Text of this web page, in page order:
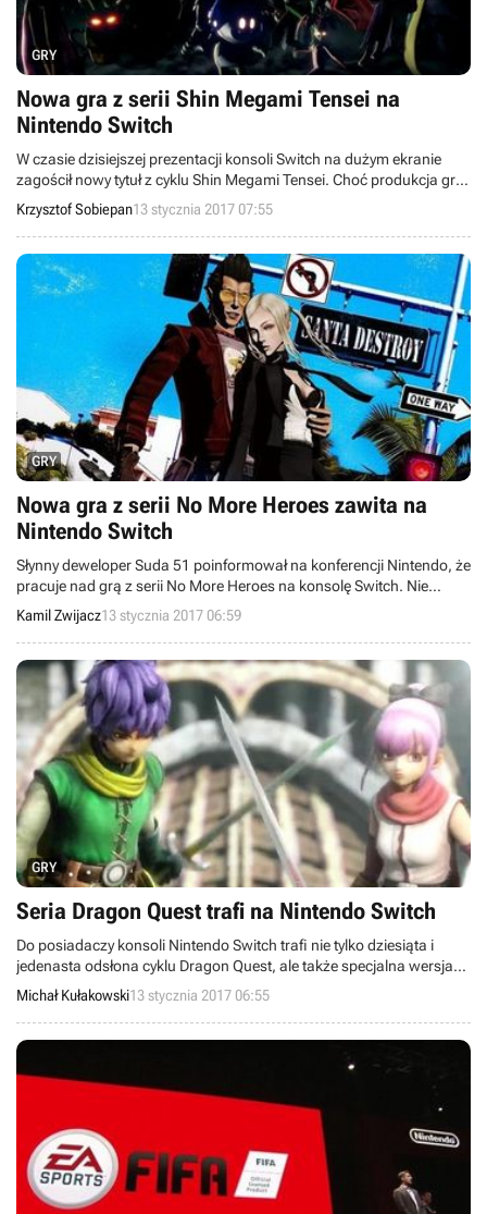
GRY
Nowa gra z serii Shin Megami Tensei na
Nintendo Switch
W czasie dzisiejszej prezentacji konsoli Switch na dużym ekranie
zagościł nowy tytuł z cyklu Shin Megami Tensei. Choć produkcja gry
dopiero co się zaczęła, studio Atlus przygotowało dla fanów krótki
zwiastun.
Krzysztof Sobiepan13 stycznia 2017 07:55
GRY
Nowa gra z serii No More Heroes zawita na
Nintendo Switch
Słynny deweloper Suda 51 poinformował na konferencji Nintendo, że
pracuje nad grą z serii No More Heroes na konsolę Switch. Nie
zdradził jednak oficjalnego tytułu, daty premiery ani nie pokazał
rozgrywki.
Kamil Zwijacz13 stycznia 2017 06:59
GRY
Seria Dragon Quest trafi na Nintendo Switch
Do posiadaczy konsoli Nintendo Switch trafi nie tylko dziesiąta i
jedenasta odsłona cyklu Dragon Quest, ale także specjalna wersja
spin-offów z podserii Dragon Quest Heroes.
Michał Kułakowski13 stycznia 2017 06:55